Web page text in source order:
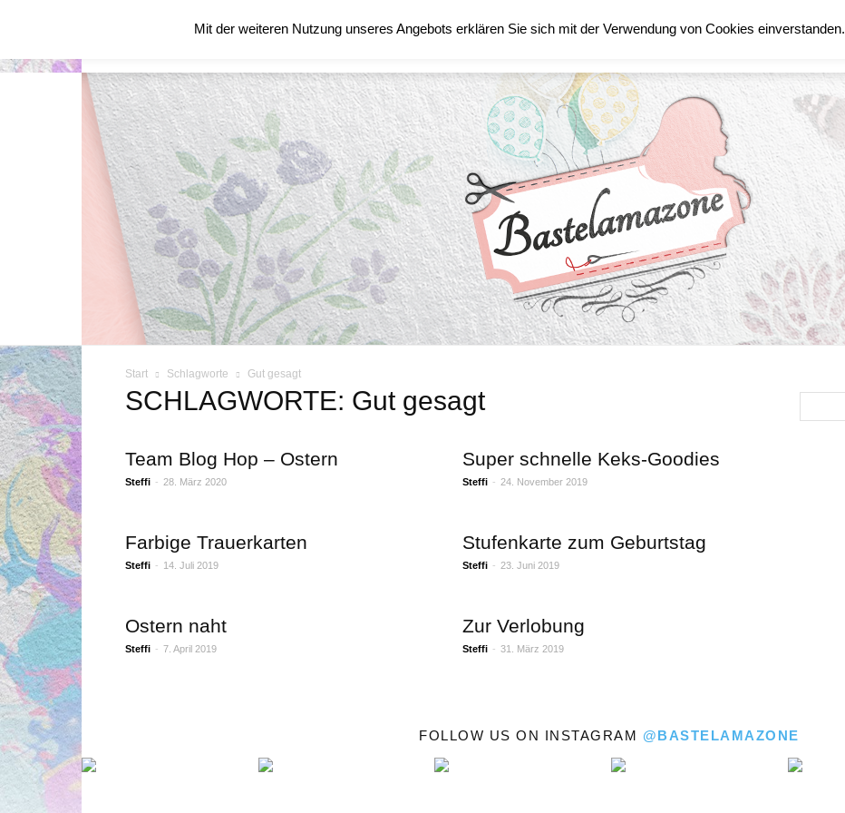
Start Schlagworte Gut gesagt
SCHLAGWORTE: Gut gesagt
Team Blog Hop – Ostern
Steffi - 28. März 2020
Super schnelle Keks-Goodies
Steffi - 24. November 2019
Farbige Trauerkarten
Steffi - 14. Juli 2019
Stufenkarte zum Geburtstag
Steffi - 23. Juni 2019
Ostern naht
Steffi - 7. April 2019
Zur Verlobung
Steffi - 31. März 2019
FOLLOW US ON INSTAGRAM @BASTELAMAZONE
Mit der weiteren Nutzung unseres Angebots erklären Sie sich mit der Verwendung von Cookies einverstanden.